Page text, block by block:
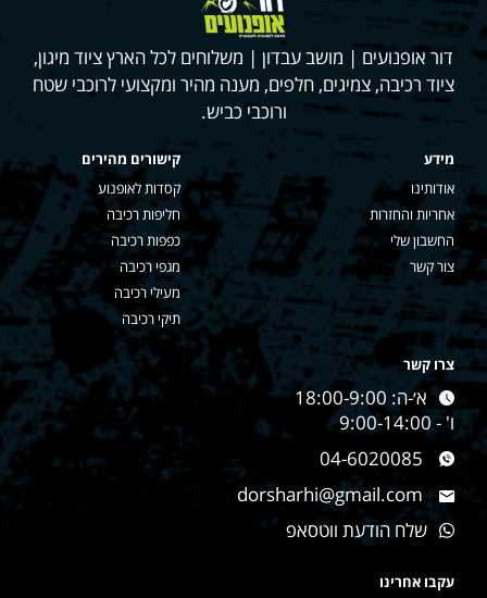
דור אופנועים | מושב עבדון | משלוחים לכל הארץ ציוד מיגון,
ציוד רכיבה, צמיגים, חלפים, מענה מהיר ומקצועי לרוכבי שטח
ורוכבי כביש.
מידע
אודותינו
אחריות והחזרות
החשבון שלי
צור קשר
קישורים מהירים
קסדות לאופנוע
חליפות רכיבה
כפפות רכיבה
מגפי רכיבה
מעילי רכיבה
תיקי רכיבה
צרו קשר
א׳-ה: 18:00-9:00
ו' - 9:00-14:00
04-6020085
dorsharhi@gmail.com
שלח הודעת ווטסאפ
עקבו אחרינו